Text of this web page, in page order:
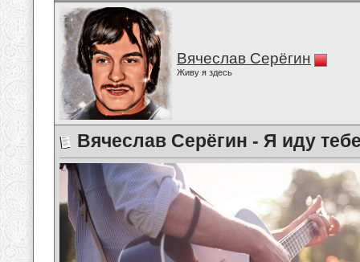
Вячеслав Серёгин
Живу я здесь
Вячеслав Серёгин - Я иду